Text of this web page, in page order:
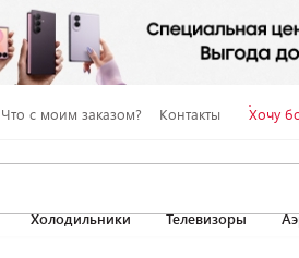
Что с моим заказом? Контакты Хочу
Холодильники Телевизоры